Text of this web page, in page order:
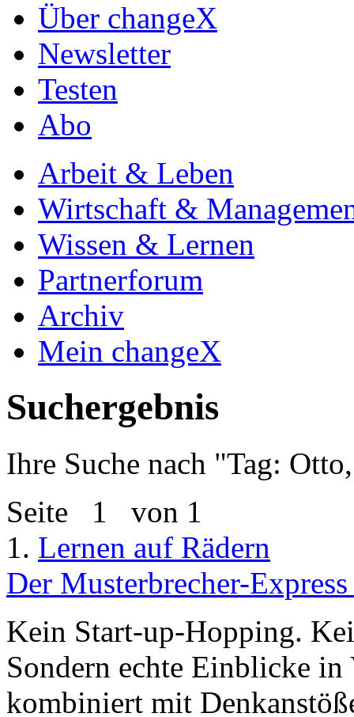
Über changeX
Newsletter
Testen
Abo
Arbeit & Leben
Wirtschaft &
Wissen & Lernen
Partnerforum
Archiv
Mein changeX
Suchergebnis
Ihre Suche nach "Tag:
Seite 1 von 1
1. Lernen auf Rädern
Der Musterbrecher-
Kein Start-up-Hopping.
Sondern echte Einblicke in
kombiniert mit